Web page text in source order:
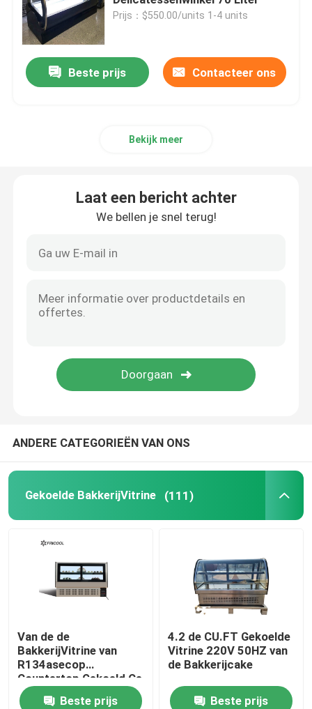
de diepvriezer van de roomijsvertoning
Bereik in Ijskast
De Ijskast van het luchtgordijn
de koeler van de vleesvertoning
Commerciële ijsmaker
Gang in Koelers
Prijs：$550.00/units 1-4 units
Beste prijs Contacteer ons
Bekijk meer
Laat een bericht achter
We bellen je snel terug!
ANDERE CATEGORIEËN VAN ONS
Gekoelde BakkerijVitrine (111)
Van de de
BakkerijVitrine van
R134asecop
Countertop Gekoeld Ce
ETL
Beste prijs
4.2 de CU.FT Gekoelde
Vitrine 220V 50HZ van
de Bakkerijcake
Beste prijs